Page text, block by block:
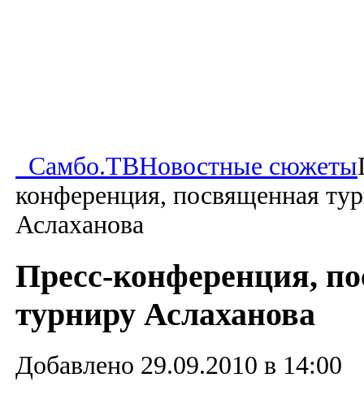
Самбо.ТВНовостные сюжеты
конференция, посвященная
Аслаханова
Пресс-конференция,
турниру Аслаханова
Добавлено 29.09.2010 в 14:00